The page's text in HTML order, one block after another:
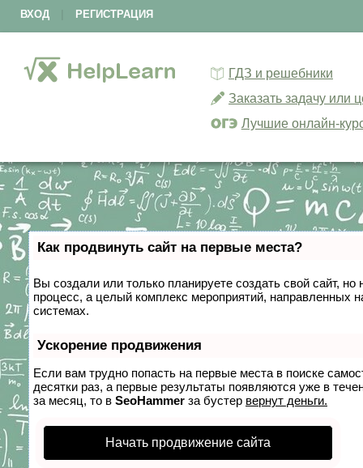
ВХОД РЕГИСТРАЦИЯ
ГДЗ и решебники
Заказать задачу или
Лучшие онлайн-
Как продвинуть сайт на первые места?
Вы создали или только планируете создать свой сайт,
процесс, а целый комплекс мероприятий, направленных
системах.
Ускорение продвижения
Если вам трудно попасть на первые места в поиске
десятки раз, а первые результаты появляются уже в
за месяц, то в SeoHammer за бустер вернут деньги.
Начать продвижение сайта